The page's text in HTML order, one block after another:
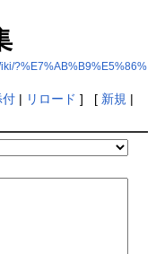
?%E7%AB%B9%E5%86%
付| リロード ] [ 新規 |